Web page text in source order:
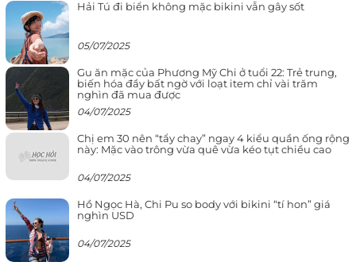
Hải Tú đi biển không mặc bikini vẫn gây sốt
05/07/2025
Gu ăn mặc của Phương Mỹ Chi ở tuổi 22: Trẻ trung,
biến hóa đầy bất ngờ với loạt item chỉ vài trăm
nghìn đã mua được
04/07/2025
Chị em 30 nên “tẩy chay” ngay 4 kiểu quần ống rộng
này: Mặc vào trông vừa quê vừa kéo tụt chiều cao
04/07/2025
Hồ Ngọc Hà, Chi Pu so body với bikini “tí hon” giá
nghìn USD
04/07/2025